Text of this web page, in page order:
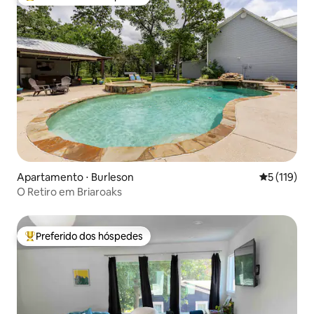
Apartamento ⋅ Burleson 5 de uma
5 (119)
O Retiro em Briaroaks
Entre os melhores preferidos dos hóspedes
Preferido dos hóspedes